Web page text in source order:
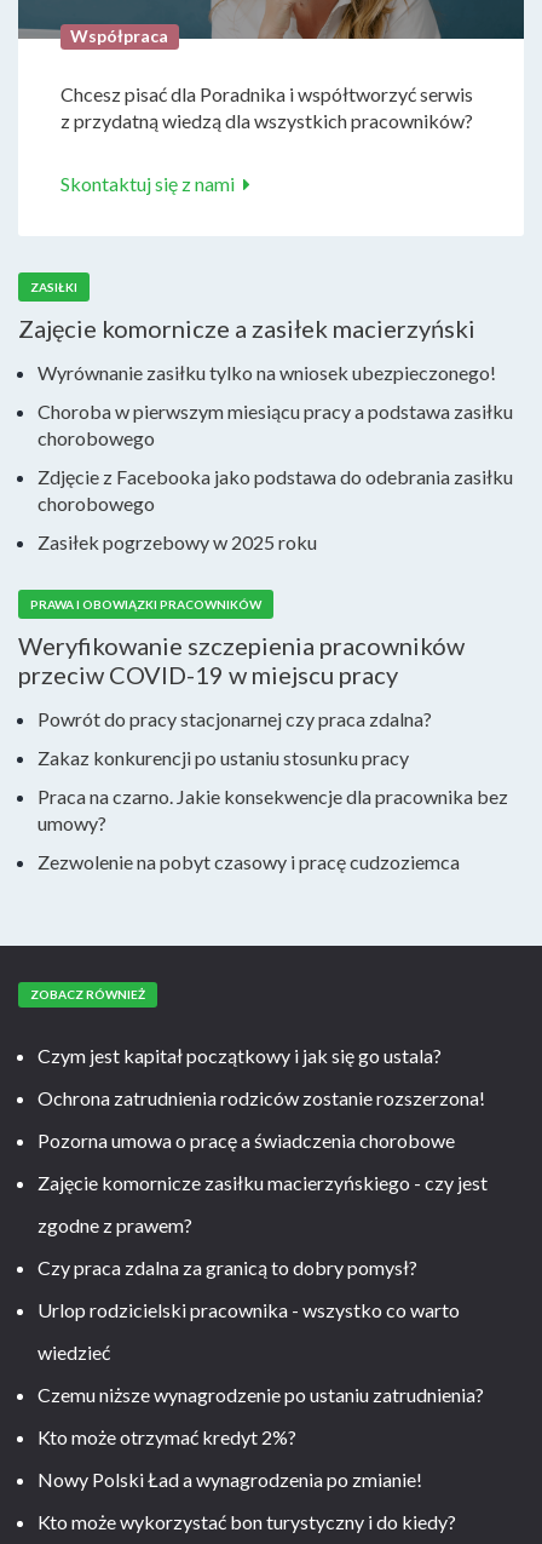
Współpraca
Chcesz pisać dla Poradnika i współtworzyć serwis
z przydatną wiedzą dla wszystkich pracowników?
Skontaktuj się z nami
ZASIŁKI
Zajęcie komornicze a zasiłek macierzyński
Wyrównanie zasiłku tylko na wniosek ubezpieczonego!
Choroba w pierwszym miesiącu pracy a podstawa zasiłku
chorobowego
Zdjęcie z Facebooka jako podstawa do odebrania zasiłku
chorobowego
Zasiłek pogrzebowy w 2025 roku
PRAWA I OBOWIĄZKI PRACOWNIKÓW
Weryfikowanie szczepienia pracowników
przeciw COVID-19 w miejscu pracy
Powrót do pracy stacjonarnej czy praca zdalna?
Zakaz konkurencji po ustaniu stosunku pracy
Praca na czarno. Jakie konsekwencje dla pracownika bez
umowy?
Zezwolenie na pobyt czasowy i pracę cudzoziemca
ZOBACZ RÓWNIEŻ
Czym jest kapitał początkowy i jak się go ustala?
Ochrona zatrudnienia rodziców zostanie rozszerzona!
Pozorna umowa o pracę a świadczenia chorobowe
Zajęcie komornicze zasiłku macierzyńskiego - czy jest
zgodne z prawem?
Czy praca zdalna za granicą to dobry pomysł?
Urlop rodzicielski pracownika - wszystko co warto
wiedzieć
Czemu niższe wynagrodzenie po ustaniu zatrudnienia?
Kto może otrzymać kredyt 2%?
Nowy Polski Ład a wynagrodzenia po zmianie!
Kto może wykorzystać bon turystyczny i do kiedy?